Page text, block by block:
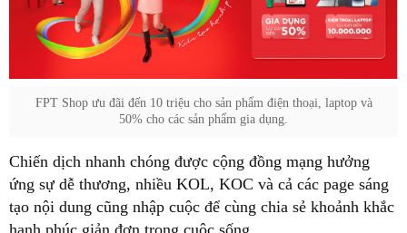
FPT Shop ưu đãi đến 10 triệu cho sản phẩm điện thoại, laptop và
50% cho các sản phẩm gia dụng.
Chiến dịch nhanh chóng được cộng đồng mạng hưởng
ứng sự dễ thương, nhiều KOL, KOC và cả các page sáng
tạo nội dung cũng nhập cuộc để cùng chia sẻ khoảnh khắc
hạnh phúc giản đơn trong cuộc sống.